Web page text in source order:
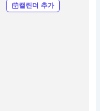
캘린더 추가